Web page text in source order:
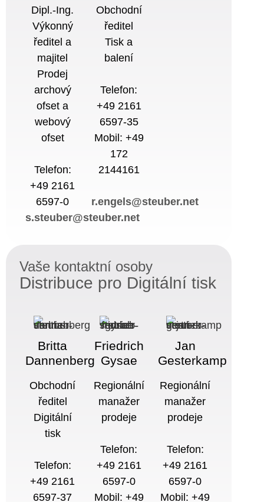
Dipl.-Ing.
Výkonný
ředitel a
majitel
Prodej
archový
ofset a
webový
ofset
Telefon:
+49 2161
6597-0
s.steuber@steuber.net
Obchodní
ředitel
Tisk a
balení
Telefon:
+49 2161
6597-35
Mobil: +49
172
2144161
r.engels@steuber.net
Vaše kontaktní osoby
Distribuce pro Digitální tisk
Britta
Dannenberg
Obchodní
ředitel
Digitální
tisk
Telefon:
+49 2161
6597-37
Friedrich
Gysae
Regionální
manažer
prodeje
Telefon:
+49 2161
6597-0
Mobil: +49
Jan
Gesterkamp
Regionální
manažer
prodeje
Telefon:
+49 2161
6597-0
Mobil: +49